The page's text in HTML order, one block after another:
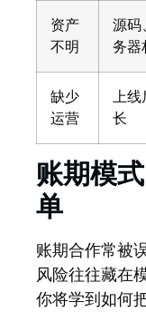
资产
不明
源码
务器
缺少
运营
上线
长
账期模
单
账期合作常被
风险往往藏在
你将学到如何